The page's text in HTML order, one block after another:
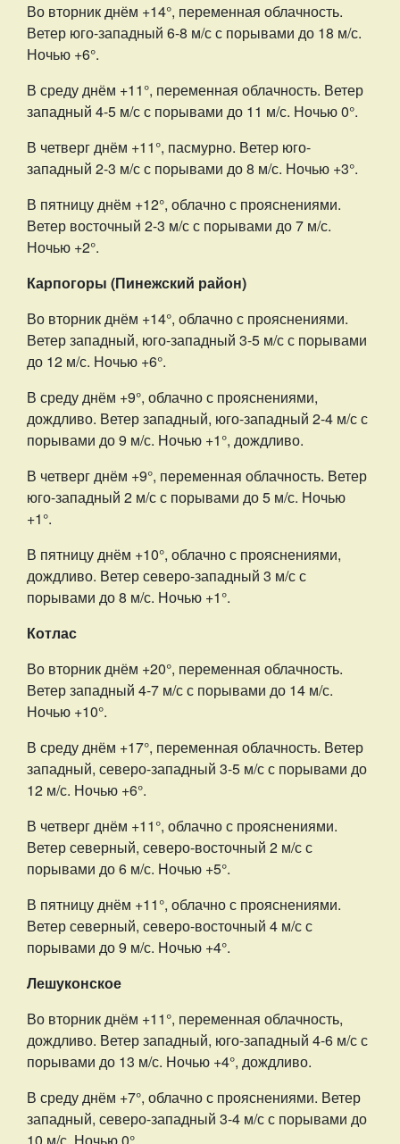
Во вторник днём +14°, переменная облачность.
Ветер юго-западный 6-8 м/с с порывами до 18 м/с.
Ночью +6°.
В среду днём +11°, переменная облачность. Ветер
западный 4-5 м/с с порывами до 11 м/с. Ночью 0°.
В четверг днём +11°, пасмурно. Ветер юго-
западный 2-3 м/с с порывами до 8 м/с. Ночью +3°.
В пятницу днём +12°, облачно с прояснениями.
Ветер восточный 2-3 м/с с порывами до 7 м/с.
Ночью +2°.
Карпогоры (Пинежский район)
Во вторник днём +14°, облачно с прояснениями.
Ветер западный, юго-западный 3-5 м/с с порывами
до 12 м/с. Ночью +6°.
В среду днём +9°, облачно с прояснениями,
дождливо. Ветер западный, юго-западный 2-4 м/с с
порывами до 9 м/с. Ночью +1°, дождливо.
В четверг днём +9°, переменная облачность. Ветер
юго-западный 2 м/с с порывами до 5 м/с. Ночью
+1°.
В пятницу днём +10°, облачно с прояснениями,
дождливо. Ветер северо-западный 3 м/с с
порывами до 8 м/с. Ночью +1°.
Котлас
Во вторник днём +20°, переменная облачность.
Ветер западный 4-7 м/с с порывами до 14 м/с.
Ночью +10°.
В среду днём +17°, переменная облачность. Ветер
западный, северо-западный 3-5 м/с с порывами до
12 м/с. Ночью +6°.
В четверг днём +11°, облачно с прояснениями.
Ветер северный, северо-восточный 2 м/с с
порывами до 6 м/с. Ночью +5°.
В пятницу днём +11°, облачно с прояснениями.
Ветер северный, северо-восточный 4 м/с с
порывами до 9 м/с. Ночью +4°.
Лешуконское
Во вторник днём +11°, переменная облачность,
дождливо. Ветер западный, юго-западный 4-6 м/с с
порывами до 13 м/с. Ночью +4°, дождливо.
В среду днём +7°, облачно с прояснениями. Ветер
западный, северо-западный 3-4 м/с с порывами до